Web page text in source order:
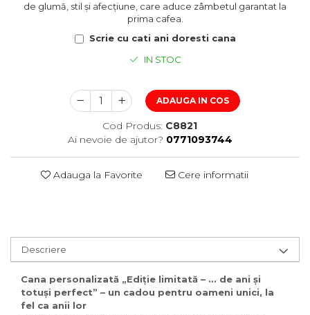
de glumă, stil și afecțiune, care aduce zâmbetul garantat la
prima cafea.
Scrie cu cati ani doresti cana
IN STOC
ADAUGA IN COS
Cod Produs: C8821
Ai nevoie de ajutor? 0771093744
Adauga la Favorite Cere informatii
Descriere
Cana personalizată „Ediție limitată – ... de ani și
totuși perfect” – un cadou pentru oameni unici, la
fel ca anii lor